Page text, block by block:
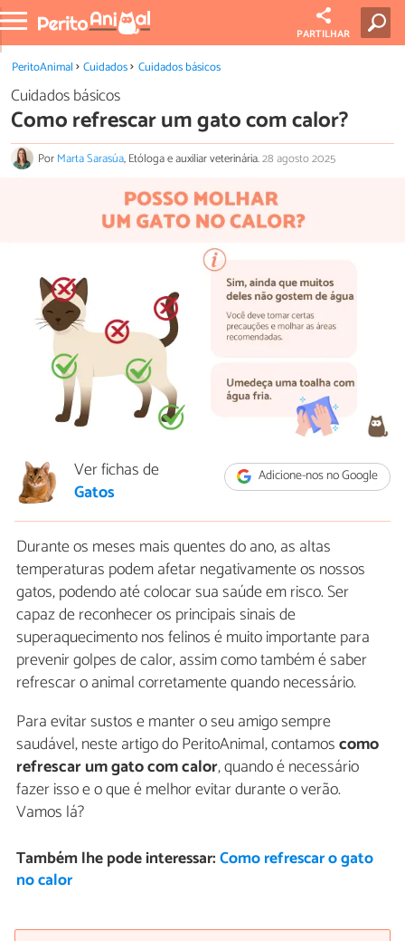
PARTILHAR
PeritoAnimal Cuidados Cuidados básicos
Cuidados básicos
Como refrescar um gato com calor?
PorMarta Sarasúa, Etóloga e auxiliar veterinária.28 agosto 2025
Adicione-nos no Google
Ver fichas de
Gatos
Durante os meses mais quentes do ano, as altas
temperaturas podem afetar negativamente os nossos
gatos, podendo até colocar sua saúde em risco. Ser
capaz de reconhecer os principais sinais de
superaquecimento nos felinos é muito importante para
prevenir golpes de calor, assim como também é saber
refrescar o animal corretamente quando necessário.
Para evitar sustos e manter o seu amigo sempre
saudável, neste artigo do PeritoAnimal, contamoscomo
refrescar um gato com calor, quando é necessário
fazer isso e o que é melhor evitar durante o verão.
Vamos lá?
Também lhe pode interessar:Como refrescar o gato
no calor